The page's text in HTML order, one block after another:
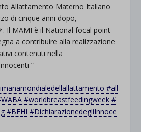
Allattamento Materno Italiano
di cinque anni dopo,
. Il MAMI è il National focal point
a contribuire alla realizzazione
contenuti nella
”
#all
WABA #worldbreastfeedingweek #
#BFHI #DichiarazionedegliInnoce